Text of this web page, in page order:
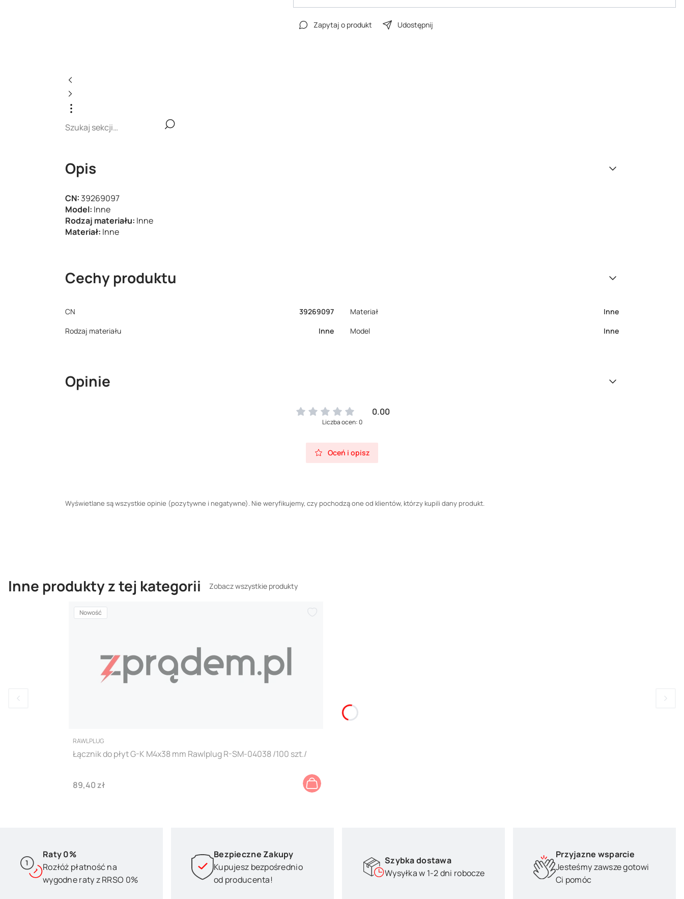
Zapytaj o produkt Udostępnij
Opis
CN: 39269097
Model: Inne
Rodzaj materiału: Inne
Materiał: Inne
Cechy produktu
CN 39269097 Materiał
Inne
Rodzaj materiału
Inne Model Inne
Opinie
0.00
Liczba ocen: 0
Oceń i opisz
Wyświetlane są wszystkie opinie (pozytywne i negatywne). Nie weryfikujemy, czy pochodzą one od klientów, którzy kupili dany produkt.
Inne produkty z tej kategorii Zobacz wszystkie produkty
Nowość
PRODUCENT
RAWLPLUG
Łącznik do płyt G-K M4x38 mm Rawlplug R-SM-04038 /100 szt./
Cena
89,40 zł
Raty 0%
Rozłóż płatność na
wygodne raty z RRSO 0%
Bezpieczne Zakupy
Kupujesz bezpośrednio
od producenta!
Szybka dostawa
Wysyłka w 1-2 dni robocze
Przyjazne wsparcie
Jesteśmy zawsze gotowi
Ci pomóc